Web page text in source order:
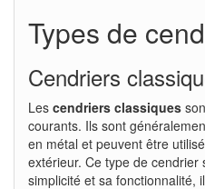
Types de
Cendriers
Les cendriers classiques
courants. Ils sont
en métal et peuvent être
extérieur. Ce type de cendrier
simplicité et sa fonctionnalité,